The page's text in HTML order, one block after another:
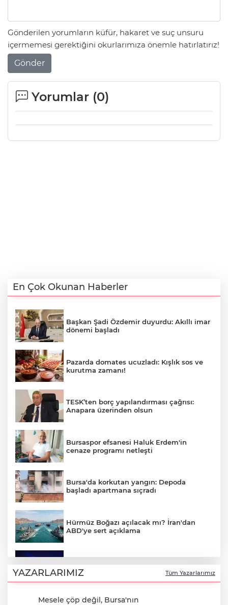
Gönderilen yorumların küfür, hakaret ve suç unsuru
içermemesi gerektiğini okurlarımıza önemle hatırlatırız!
Gönder
Yorumlar (0)
En Çok Okunan Haberler
Başkan Şadi Özdemir duyurdu: Akıllı imar
dönemi başladı
Pazarda domates ucuzladı: Kışlık sos ve
kurutma zamanı!
TESK’ten borç yapılandırması çağrısı:
Anapara üzerinden olsun
Bursaspor efsanesi Haluk Erdem'in
cenaze programı netleşti
Bursa'da korkutan yangın: Depoda
başladı apartmana sıçradı
Hürmüz Boğazı açılacak mı? İran'dan
ABD'ye sert açıklama
heyecanı: Işıklar sönecek!
700. yıl coşkusu Keles'i sardı: Dev
YAZARLARIMIZ Tüm Yazarlarımız
Mesele çöp değil, Bursa'nın